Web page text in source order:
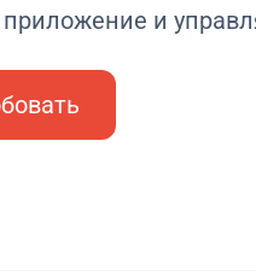
приложение и